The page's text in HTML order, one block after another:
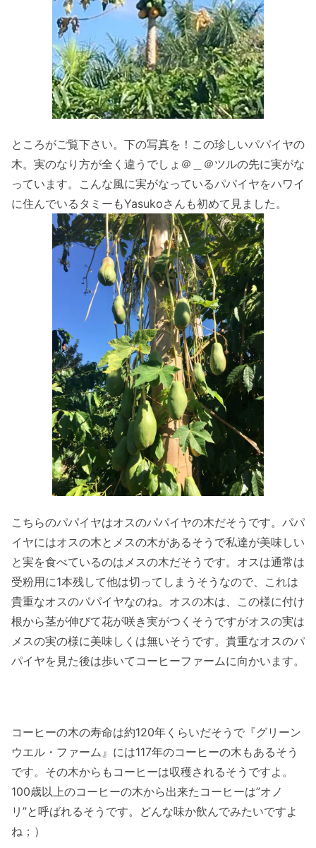
ところがご覧下さい。下の写真を！この珍しいパパイヤの
木。実のなり方が全く違うでしょ＠＿＠ツルの先に実がな
っています。こんな風に実がなっているパパイヤをハワイ
に住んでいるタミーもYasukoさんも初めて見ました。
こちらのパパイヤはオスのパパイヤの木だそうです。パパ
イヤにはオスの木とメスの木があるそうで私達が美味しい
と実を食べているのはメスの木だそうです。オスは通常は
受粉用に1本残して他は切ってしまうそうなので、これは
貴重なオスのパパイヤなのね。オスの木は、この様に付け
根から茎が伸びて花が咲き実がつくそうですがオスの実は
メスの実の様に美味しくは無いそうです。貴重なオスのパ
パイヤを見た後は歩いてコーヒーファームに向かいます。
コーヒーの木の寿命は約120年くらいだそうで『グリーン
ウエル・ファーム』には117年のコーヒーの木もあるそう
です。その木からもコーヒーは収穫されるそうですよ。
100歳以上のコーヒーの木から出来たコーヒーは”オノ
リ”と呼ばれるそうです。どんな味か飲んでみたいですよ
ね；）